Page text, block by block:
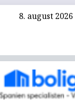
8. august 2026